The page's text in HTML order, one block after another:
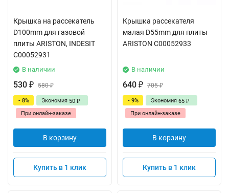
Крышка на рассекатель
D100mm для газовой
плиты ARISTON, INDESIT
C00052931
В наличии
530 ₽ 580₽
- 8% Экономия 50 ₽
При онлайн-заказе
В корзину
Купить в 1 клик
Крышка рассекателя
малая D55mm для плиты
ARISTON C00052933
В наличии
640 ₽ 705₽
- 9% Экономия 65 ₽
При онлайн-заказе
В корзину
Купить в 1 клик